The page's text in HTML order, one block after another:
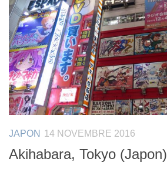
JAPON 14 NOVEMBRE 2016
Akihabara, Tokyo (Japon)